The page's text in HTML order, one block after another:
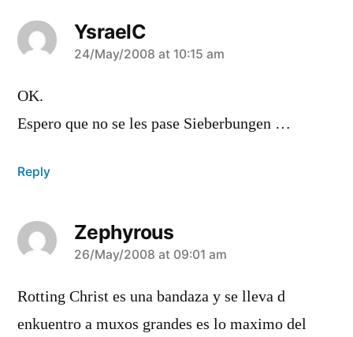
YsraelC
says:
24/May/2008 at 10:15 am
OK.
Espero que no se les pase Sieberbungen …
Reply
Zephyrous
says:
26/May/2008 at 09:01 am
Rotting Christ es una bandaza y se lleva d
enkuentro a muxos grandes es lo maximo del